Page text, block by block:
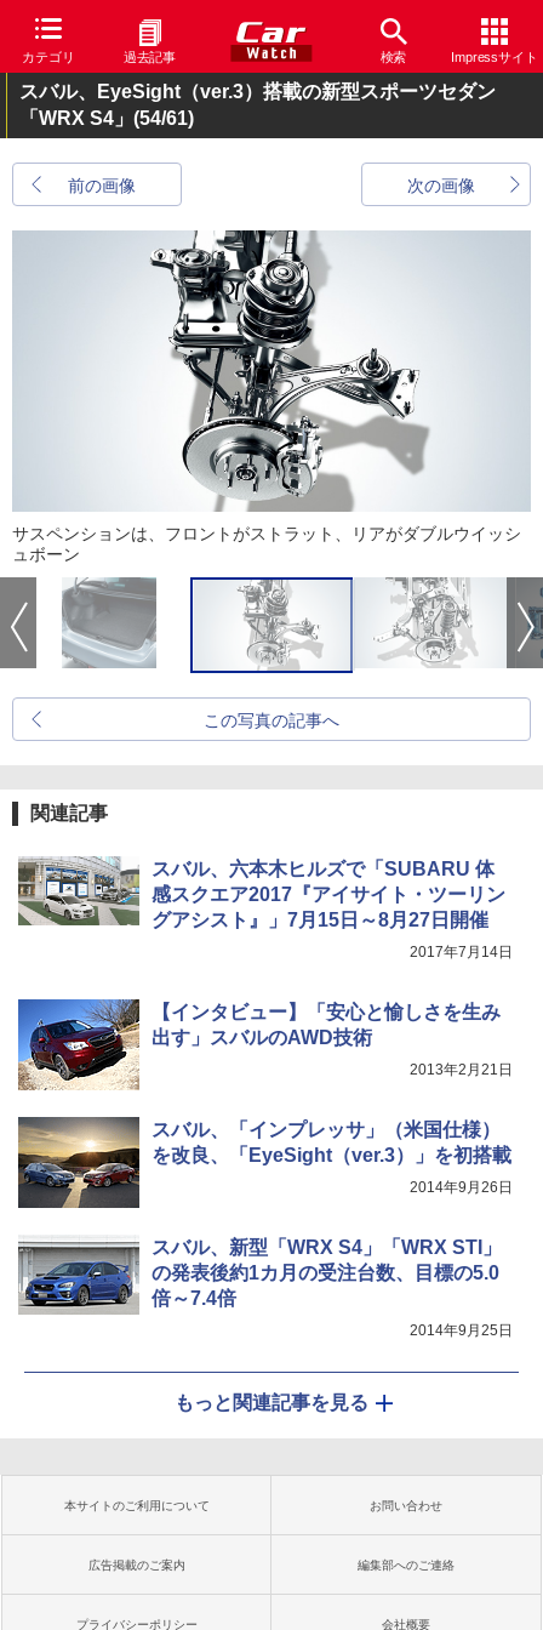
カテゴリ 過去記事 検索 Impressサイト
スバル、EyeSight（ver.3）搭載の新型スポーツセダン
「WRX S4」 (54/61)
前の画像 次の画像
サスペンションは、フロントがストラット、リアがダブルウイッシ
ュボーン
この写真の記事へ
関連記事
スバル、六本木ヒルズで「SUBARU 体
感スクエア2017『アイサイト・ツーリン
グアシスト』」7月15日～8月27日開催
2017年7月14日
【インタビュー】「安心と愉しさを生み
出す」スバルのAWD技術
2013年2月21日
スバル、「インプレッサ」（米国仕様）
を改良、「EyeSight（ver.3）」を初搭載
2014年9月26日
スバル、新型「WRX S4」「WRX STI」
の発表後約1カ月の受注台数、目標の5.0
倍～7.4倍
2014年9月25日
もっと関連記事を見る
本サイトのご利用について お問い合わせ
広告掲載のご案内 編集部へのご連絡
プライバシーポリシー 会社概要